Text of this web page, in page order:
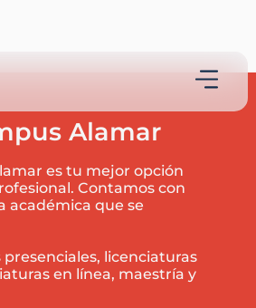
Alamar
es tu mejor opción
Contamos con
académica que se
licenciaturas
en línea, maestría y